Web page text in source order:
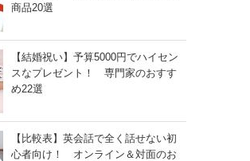
商品20選
【結婚祝い】予算5000円でハイセン
スなプレゼント！ 専門家のおすす
め22選
【比較表】英会話で全く話せない初
心者向け！ オンライン＆対面のお